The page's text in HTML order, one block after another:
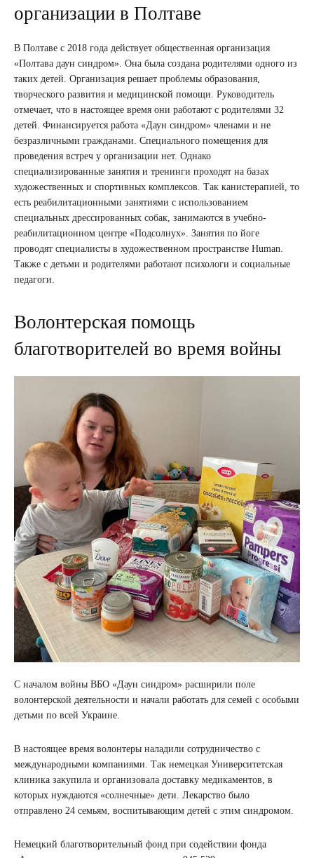
организации в Полтаве
В Полтаве с 2018 года действует общественная организация
«Полтава даун синдром». Она была создана родителями одного из
таких детей. Организация решает проблемы образования,
творческого развития и медицинской помощи. Руководитель
отмечает, что в настоящее время они работают с родителями 32
детей. Финансируется работа «Даун синдром» членами и не
безразличными гражданами. Специального помещения для
проведения встреч у организации нет. Однако
специализированные занятия и тренинги проходят на базах
художественных и спортивных комплексов. Так канистерапией, то
есть реабилитационными занятиями с использованием
специальных дрессированных собак, занимаются в учебно-
реабилитационном центре «Подсолнух». Занятия по йоге
проводят специалисты в художественном пространстве Human.
Также с детьми и родителями работают психологи и социальные
педагоги.
Волонтерская помощь
благотворителей во время войны
С началом войны ВБО «Даун синдром» расширили поле
волонтерской деятельности и начали работать для семей с особыми
детьми по всей Украине.
В настоящее время волонтеры наладили сотрудничество с
международными компаниями. Так немецкая Университетская
клиника закупила и организовала доставку медикаментов, в
которых нуждаются «солнечные» дети. Лекарство было
отправлено 24 семьям, воспитывающим детей с этим синдромом.
Немецкий благотворительный фонд при содействии фонда